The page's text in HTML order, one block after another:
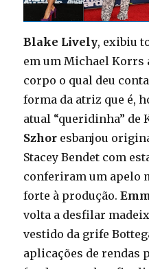
Blake Lively, exibiu
em um Michael Korrs
corpo o qual deu
forma da atriz que é,
atual “queridinha” de
Szhor esbanjou
Stacey Bendet com
conferiram um apelo
forte à produção.
volta a desfilar
vestido da grife
aplicações de rendas